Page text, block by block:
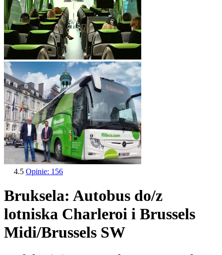
4.5 Opinie: 156
Bruksela: Autobus do/z
lotniska Charleroi i Brussels
Midi/Brussels SW